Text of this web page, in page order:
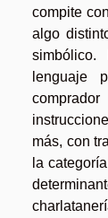
compite
algo
lenguaje
más, con
la